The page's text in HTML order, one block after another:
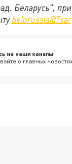
Беларусь",
на наши каналы
о главных